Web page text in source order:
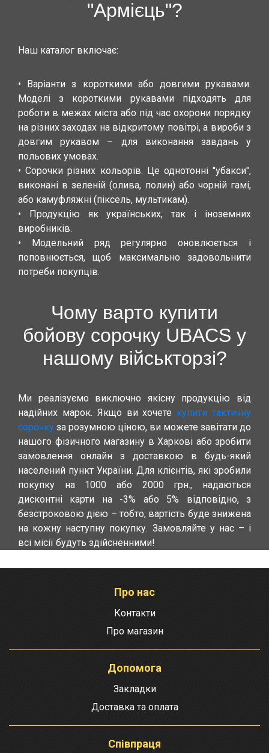
"Армієць"?
Наш каталог включає:
• Варіанти з короткими або довгими рукавами.
Моделі з короткими рукавами підходять для
роботи в межах міста або під час охорони порядку
на різних заходах на відкритому повітрі, а вироби з
довгим рукавом – для виконання завдань у
польових умовах.
• Сорочки різних кольорів. Це однотонні "убакси",
виконані в зеленій (олива, полин) або чорній гамі,
або камуфляжні (піксель, мультикам).
• Продукцію як українських, так і іноземних
виробників.
• Модельний ряд регулярно оновлюється і
поповнюється, щоб максимально задовольнити
потреби покупців.
Чому варто купити
бойову сорочку UBACS у
нашому військторзі?
Ми реалізуємо виключно якісну продукцію від
надійних марок. Якщо ви хочете купити тактичну
сорочку за розумною ціною, ви можете завітати до
нашого фізичного магазину в Харкові або зробити
замовлення онлайн з доставкою в будь-який
населений пункт України. Для клієнтів, які зробили
покупку на 1000 або 2000 грн., надаються
дисконтні карти на -3% або 5% відповідно, з
безстроковою дією – тобто, вартість буде знижена
на кожну наступну покупку. Замовляйте у нас – і
всі місії будуть здійсненними!
Про нас
Контакти
Про магазин
Допомога
Закладки
Доставка та оплата
Співпраця